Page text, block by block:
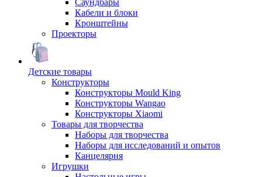
Саундбары
Кабели и блоки
Кронштейны
Проекторы
Детские товары
Конструкторы
Конструкторы Mould King
Конструкторы Wangao
Конструкторы Xiaomi
Товары для творчества
Наборы для творчества
Наборы для исследований и опытов
Канцелярия
Игрушки